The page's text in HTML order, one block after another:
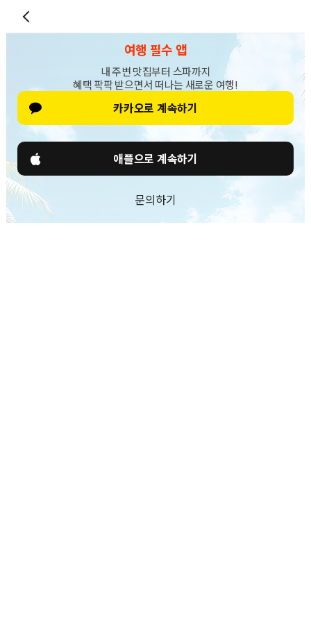
여행 필수 앱
내 주변 맛집부터 스파까지
혜택 팍팍 받으면서 떠나는 새로운 여행!
카카오로 계속하기
애플으로 계속하기
문의하기